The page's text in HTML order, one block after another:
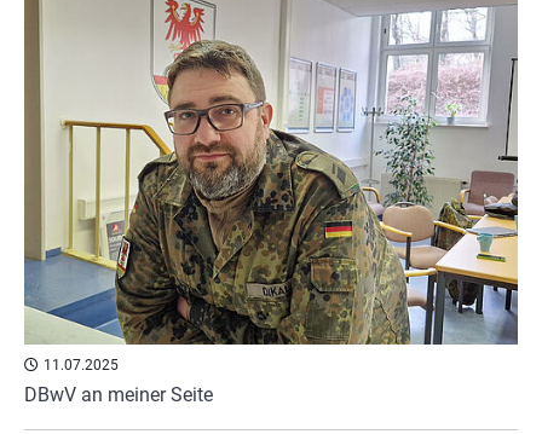
11.07.2025
DBwV an meiner Seite